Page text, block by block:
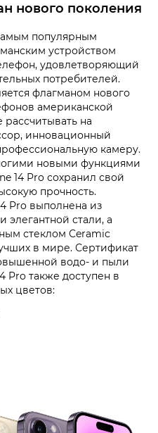
нового поколения
популярным
устройством
удовлетворяющий
потребителей.
флагманом нового
американской
на
инновационный
камеру.
новыми функциями
14 Pro сохранил свой
прочность.
Pro выполнена из
элегантной стали, а
стеклом Ceramic
в мире. Сертификат
водо- и пыли
Pro также доступен в
цветов: